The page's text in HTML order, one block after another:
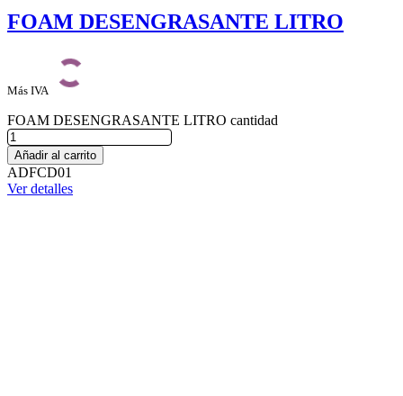
FOAM DESENGRASANTE LITRO
Más IVA
FOAM DESENGRASANTE LITRO cantidad
Añadir al carrito
ADFCD01
Ver detalles